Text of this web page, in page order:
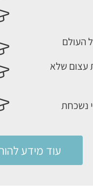
העולם
עצום שלא
נשכחת
עוד מידע